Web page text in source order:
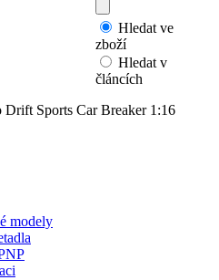
Hledat ve
zboží
Hledat v
článcích
Sports Car Breaker 1:16
modely